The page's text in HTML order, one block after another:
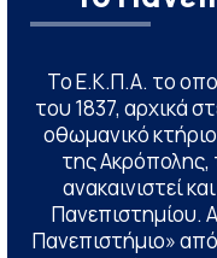
Το Ε.Κ.Π.Α. το
του 1837, αρχικά
οθωμανικό
της Ακρόπολης,
ανακαινιστεί
Πανεπιστημίου.
Πανεπιστήμιο»